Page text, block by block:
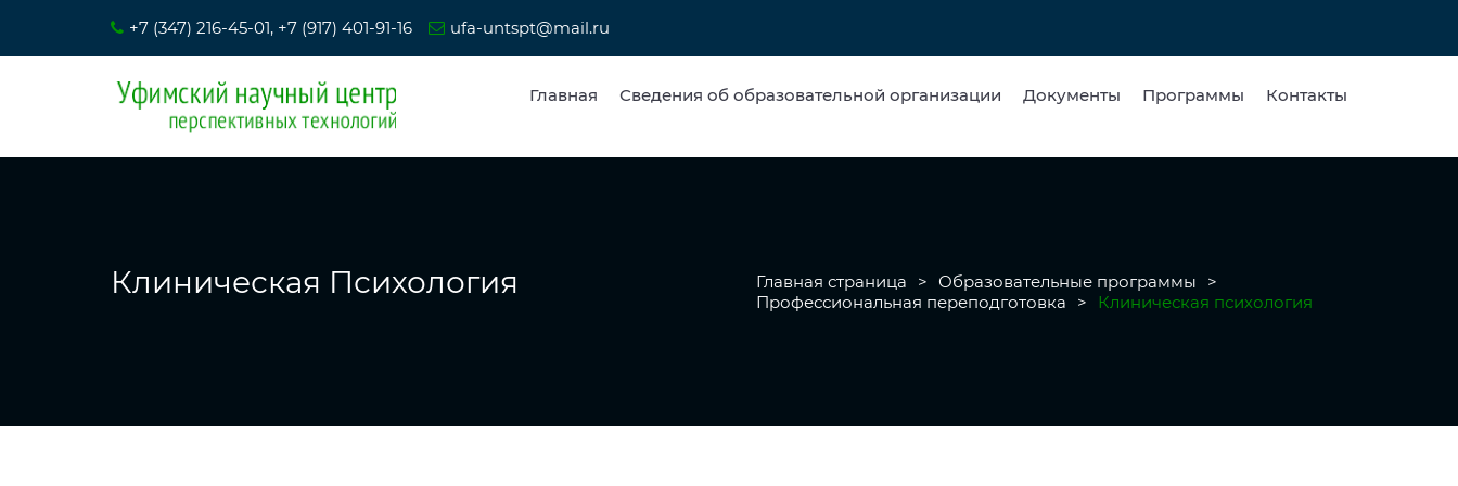
+7 (347) 216-45-01, +7 (917) 401-91-16 ufa-untspt@mail.ru
Главная Сведения об образовательной организации Документы Программы Контакты
Клиническая Психология Главная страница > Образовательные программы
>
Профессиональная переподготовка
> Клиническая психология